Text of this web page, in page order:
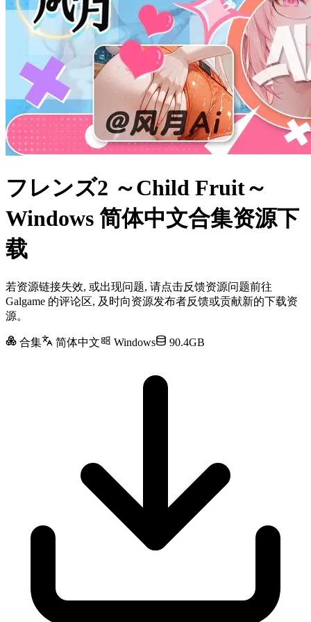
フレンズ2 ～Child Fruit～
Windows 简体中文合集资源下
载
若资源链接失效, 或出现问题, 请点击反馈资源问题前往
Galgame 的评论区, 及时向资源发布者反馈或贡献新的下载资
源。
合集 简体中文 Windows 90.4GB